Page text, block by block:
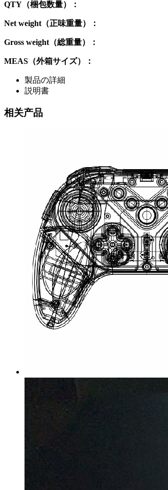
QTY（梱包数量）：
Net weight（正味重量）：
Gross weight（総重量）：
MEAS（外箱サイズ）：
製品の詳細
説明書
相关产品